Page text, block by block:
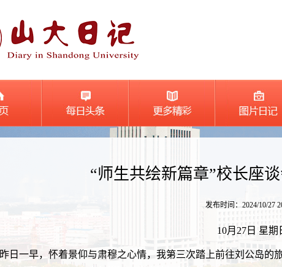
“师生共绘新篇章”校长座
发布时间：2024/10/27
10月27日 星期
昨日一早，怀着景仰与肃穆之心情，我第三次踏上前往刘公岛的